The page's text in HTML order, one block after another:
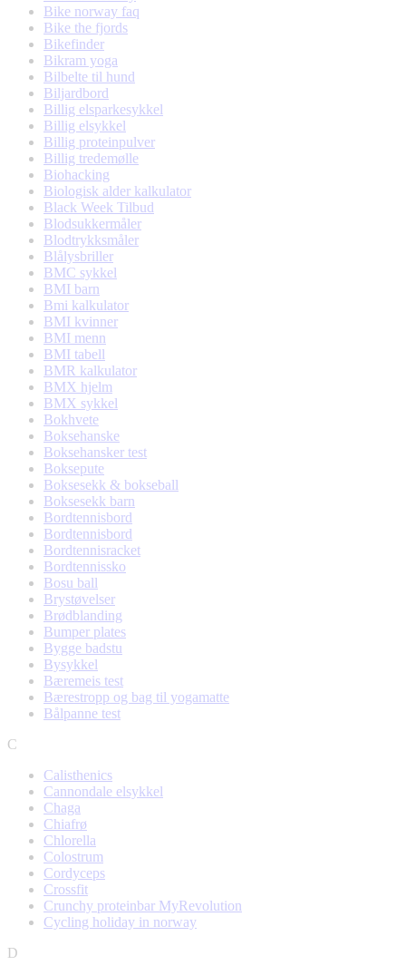
Bike norway faq
Bike the fjords
Bikefinder
Bikram yoga
Bilbelte til hund
Biljardbord
Billig elsparkesykkel
Billig elsykkel
Billig proteinpulver
Billig tredemølle
Biohacking
Biologisk alder kalkulator
Black Week Tilbud
Blodsukkermåler
Blodtrykksmåler
Blålysbriller
BMC sykkel
BMI barn
Bmi kalkulator
BMI kvinner
BMI menn
BMI tabell
BMR kalkulator
BMX hjelm
BMX sykkel
Bokhvete
Boksehanske
Boksehansker test
Boksepute
Boksesekk & bokseball
Boksesekk barn
Bordtennisbord
Bordtennisbord
Bordtennisracket
Bordtennissko
Bosu ball
Brystøvelser
Brødblanding
Bumper plates
Bygge badstu
Bysykkel
Bæremeis test
Bærestropp og bag til yogamatte
Bålpanne test
C
Calisthenics
Cannondale elsykkel
Chaga
Chiafrø
Chlorella
Colostrum
Cordyceps
Crossfit
Crunchy proteinbar MyRevolution
Cycling holiday in norway
D